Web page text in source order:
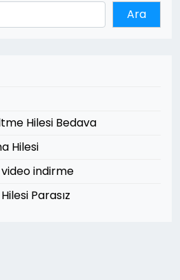
Ara
Hilesi Bedava
Hilesi
indirme
Parasız